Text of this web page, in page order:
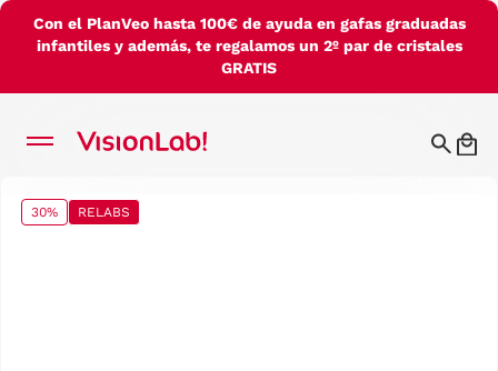
Con el PlanVeo hasta 100€ de ayuda en gafas graduadas
infantiles y además, te regalamos un 2º par de cristales
GRATIS
30% RELABS